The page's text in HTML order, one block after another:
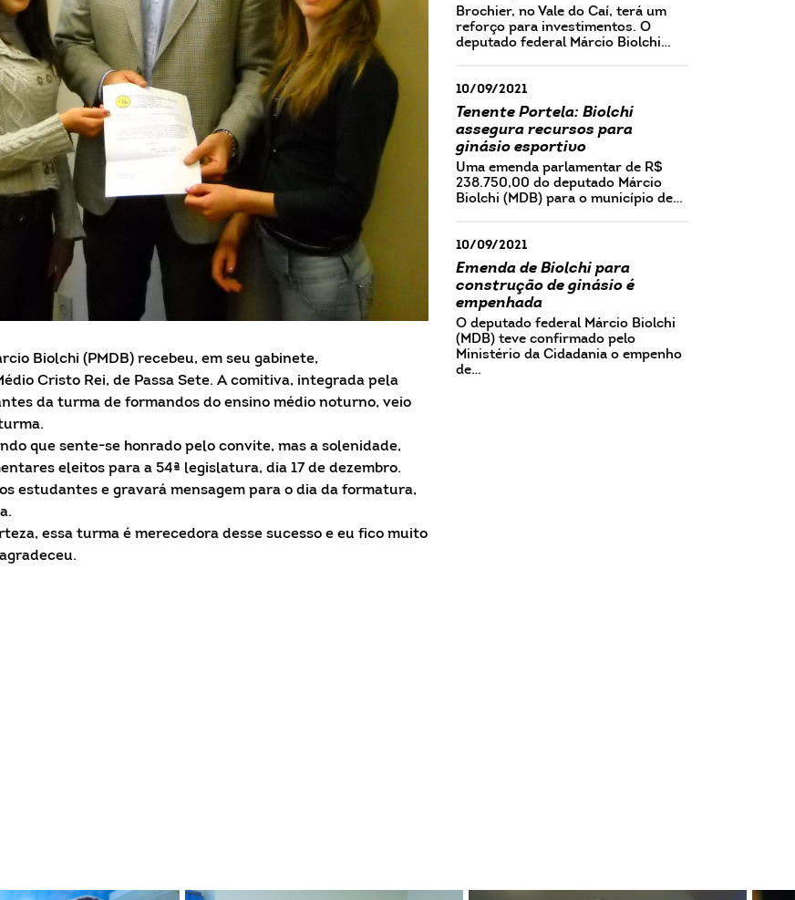
Biolchi (PMDB) recebeu, em seu gabinete,
Cristo Rei, de Passa Sete. A comitiva, integrada pela
da turma de formandos do ensino médio noturno, veio
que sente-se honrado pelo convite, mas a solenidade,
eleitos para a 54ª legislatura, dia 17 de dezembro.
estudantes e gravará mensagem para o dia da formatura,
essa turma é merecedora desse sucesso e eu fico muito
Brochier, no Vale do Caí, terá um
reforço para investimentos. O
deputado federal Márcio Biolchi…
10/09/2021
Tenente Portela: Biolchi
assegura recursos para
ginásio esportivo
Uma emenda parlamentar de R$
238.750,00 do deputado Márcio
Biolchi (MDB) para o município de…
10/09/2021
Emenda de Biolchi para
construção de ginásio é
empenhada
O deputado federal Márcio Biolchi
(MDB) teve confirmado pelo
Ministério da Cidadania o empenho
de…